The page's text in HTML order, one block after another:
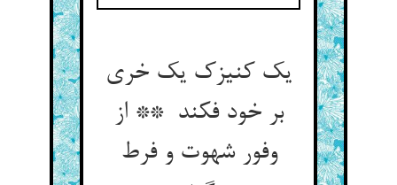
یک کنیزک یک خری
بر خود فکند ** از
وفور شهوت و فرط